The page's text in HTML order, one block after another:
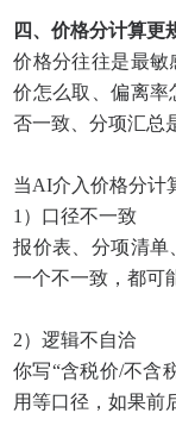
四、价格分计算更
价格分往往是最敏
价怎么取、偏离率
否一致、分项汇总
当AI介入价格分计
1）口径不一致
报价表、分项清单
一个不一致，都可
2）逻辑不自洽
你写“含税价/不含
用等口径，如果前